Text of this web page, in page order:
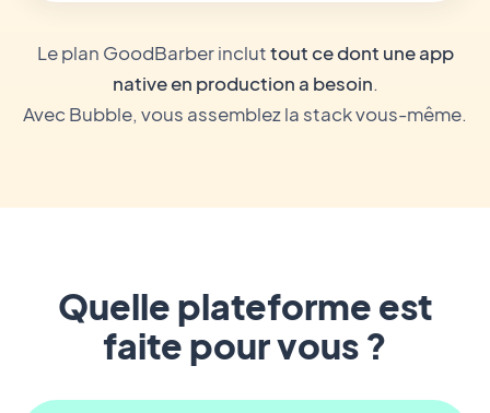
Le plan GoodBarber incluttout ce dont une app
native en production a besoin.
Avec Bubble, vous assemblez la stack vous-même.
Quelle plateforme est
faite pour vous ?